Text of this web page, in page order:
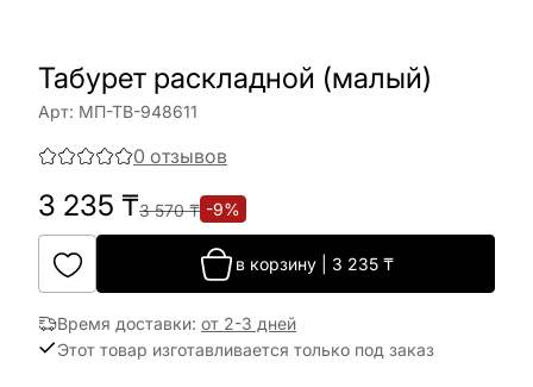
Табурет раскладной (малый)
Арт: МП-ТВ-948611
0 отзывов
3 235 ₸3 570₸ -9%
в корзину 3 235 ₸
Время доставки: от 2-3 дней
Этот товар изготавливается только под заказ